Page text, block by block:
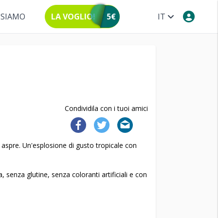
IT
LA VOGLIO! 5€
Condividila con i tuoi amici
Un'esplosione di gusto tropicale con
senza glutine, senza coloranti artificiali e con